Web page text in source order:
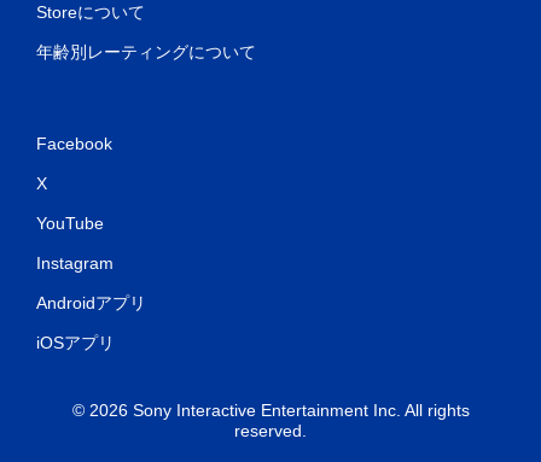
Storeについて
年齢別レーティングについて
Facebook
X
YouTube
Instagram
Androidアプリ
iOSアプリ
© 2026 Sony Interactive Entertainment Inc. All rights
reserved.